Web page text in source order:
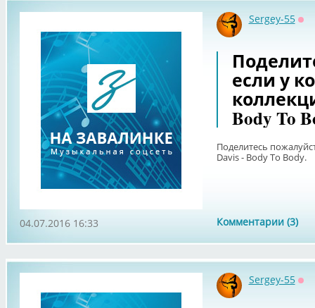
Sergey-55
если у
Body To
Поделитесь
Davis - Body To Body.
Комментарии (3)
04.07.2016 16:33
Sergey-55